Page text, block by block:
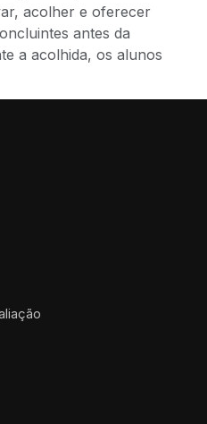
acolher e oferecer
antes da
a acolhida, os alunos